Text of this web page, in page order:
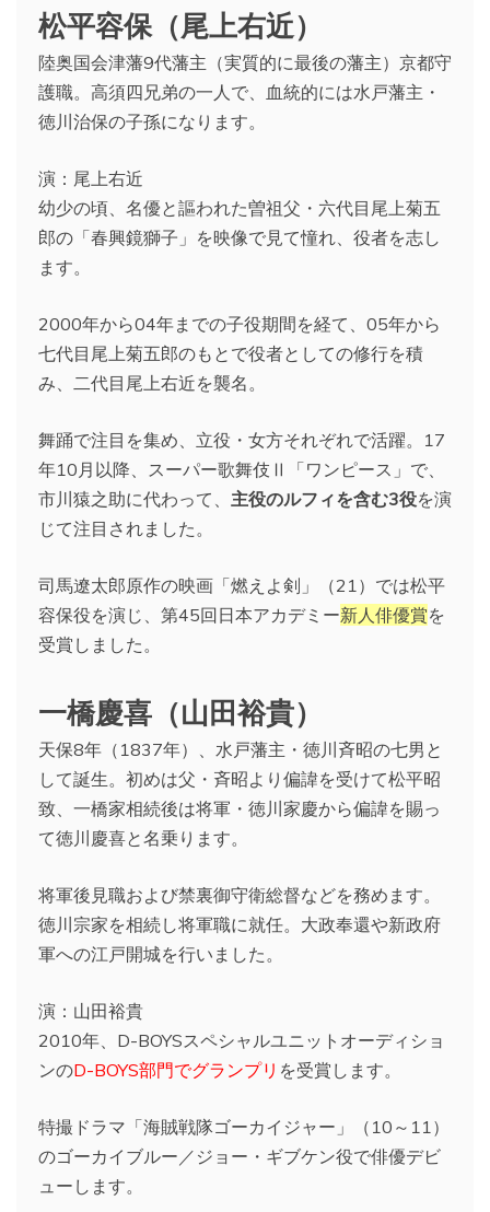
松平容保（尾上右近）
陸奥国会津藩9代藩主（実質的に最後の藩主）京都守
護職。高須四兄弟の一人で、血統的には水戸藩主・
徳川治保の子孫になります。
演：尾上右近
幼少の頃、名優と謳われた曽祖父・六代目尾上菊五
郎の「春興鏡獅子」を映像で見て憧れ、役者を志し
ます。
2000年から04年までの子役期間を経て、05年から
七代目尾上菊五郎のもとで役者としての修行を積
み、二代目尾上右近を襲名。
舞踊で注目を集め、立役・女方それぞれで活躍。17
年10月以降、スーパー歌舞伎Ⅱ「ワンピース」で、
市川猿之助に代わって、 主役のルフィを含む3役を演
じて注目されました。
司馬遼太郎原作の映画「燃えよ剣」（21）では松平
容保役を演じ、第45回日本アカデミー新 人俳優賞を
受賞しました。
一橋慶喜（山田裕貴）
天保8年（1837年）、水戸藩主・徳川斉昭の七男と
して誕生。初めは父・斉昭より偏諱を受けて松平昭
致、一橋家相続後は将軍・徳川家慶から偏諱を賜っ
て徳川慶喜と名乗ります。
将軍後見職および禁裏御守衛総督などを務めます。
徳川宗家を相続し将軍職に就任。大政奉還や新政府
軍への江戸開城を行いました。
演：山田裕貴
2010年、D-BOYSスペシャルユニットオーディショ
ンのD-BOYS部門でグランプリ を受賞します。
特撮ドラマ「海賊戦隊ゴーカイジャー」（10～11）
のゴーカイブルー／ジョー・ギブケン役で俳優デビ
ューします。